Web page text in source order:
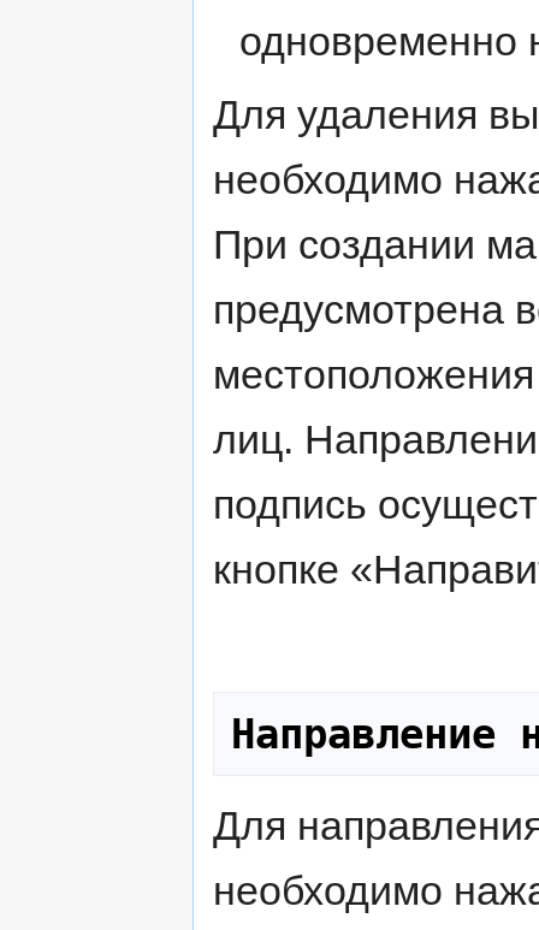
одновременно
Для удаления
необходимо
При создании
предусмотрена
лиц.
подпись
кнопке
Направление
Для
необходимо